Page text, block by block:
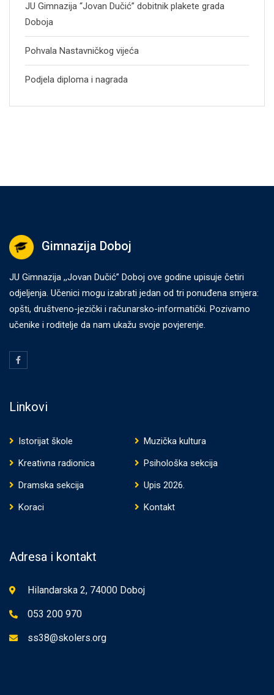
JU Gimnazija “Jovan Dučić” dobitnik plakete grada
Doboja
Pohvala Nastavničkog vijeća
Podjela diploma i nagrada
Gimnazija Doboj
JU Gimnazija ,,Jovan Dučić” Doboj ove godine upisuje četiri
odjeljenja. Učenici mogu izabrati jedan od tri ponuđena smjera:
opšti, društveno-jezički i računarsko-informatički. Pozivamo
učenike i roditelje da nam ukažu svoje povjerenje.
Linkovi
Istorijat škole
Muzička kultura
Kreativna radionica
Psihološka sekcija
Dramska sekcija
Upis 2026.
Koraci
Kontakt
Adresa i kontakt
Hilandarska 2, 74000 Doboj
053 200 970
ss38@skolers.org